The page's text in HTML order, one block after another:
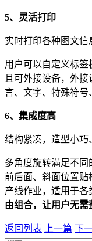
5、灵活打印
实时打印各种图文信
用户可以自定义标签
且可外接设备，外
言、文字、特殊符号
6、集成度高
结构紧凑，造型小巧
多角度旋转满足不同
前后面、斜面位置贴
产线作业，适用于各
由组合，让用户无需
返回列表 上一篇 下